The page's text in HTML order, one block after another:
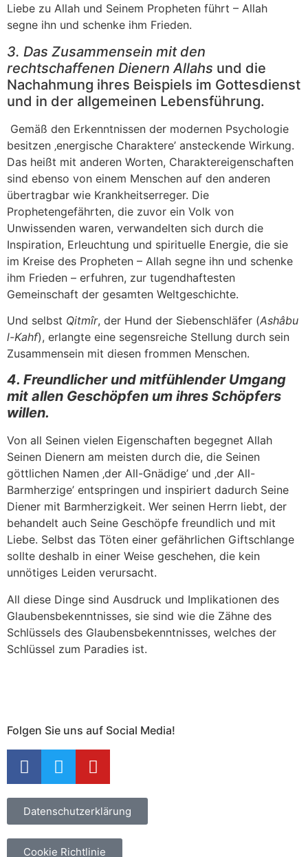
Liebe zu Allah und Seinem Propheten führt – Allah
segne ihn und schenke ihm Frieden.
3. Das Zusammensein mit den
rechtschaffenen Dienern Allahs und die
Nachahmung ihres Beispiels im Gottesdienst
und in der allgemeinen Lebensführung.
Gemäß den Erkenntnissen der modernen Psychologie
besitzen ‚energische Charaktere’ ansteckende Wirkung.
Das heißt mit anderen Worten, Charaktereigenschaften
sind ebenso von einem Menschen auf den anderen
übertragbar wie Krankheitserreger. Die
Prophetengefährten, die zuvor ein Volk von
Unwissenden waren, verwandelten sich durch die
Inspiration, Erleuchtung und spirituelle Energie, die sie
im Kreise des Propheten – Allah segne ihn und schenke
ihm Frieden – erfuhren, zur tugendhaftesten
Gemeinschaft der gesamten Weltgeschichte.
Und selbst Qitmîr, der Hund der Siebenschläfer (Ashâbu
l-Kahf), erlangte eine segensreiche Stellung durch sein
Zusammensein mit diesen frommen Menschen.
4. Freundlicher und mitfühlender Umgang
mit allen Geschöpfen um ihres Schöpfers
willen.
Von all Seinen vielen Eigenschaften begegnet Allah
Seinen Dienern am meisten durch die, die Seinen
göttlichen Namen ‚der All-Gnädige’ und ‚der All-
Barmherzige’ entspringen und inspiriert dadurch Seine
Diener mit Barmherzigkeit. Wer seinen Herrn liebt, der
behandelt auch Seine Geschöpfe freundlich und mit
Liebe. Selbst das Töten einer gefährlichen Giftschlange
sollte deshalb in einer Weise geschehen, die kein
unnötiges Leiden verursacht.
All diese Dinge sind Ausdruck und Implikationen des
Glaubensbekenntnisses, sie sind wie die Zähne des
Schlüssels des Glaubensbekenntnisses, welches der
Schlüssel zum Paradies ist.
Folgen Sie uns auf Social Media!
Datenschutzerklärung
Cookie Richtlinie